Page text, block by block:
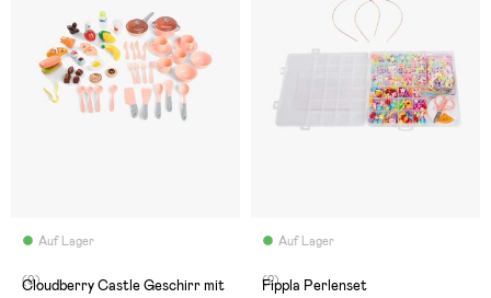
Auf Lager
(9)
Cloudberry Castle Geschirr mit
Auf Lager
(2)
Fippla Perlenset